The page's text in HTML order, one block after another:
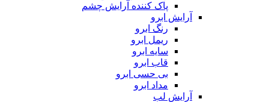
پاک کننده آرایش چشم
آرایش ابرو
رنگ ابرو
ریمل ابرو
سایه ابرو
قاب ابرو
بی حسی ابرو
مداد ابرو
آرایش لب